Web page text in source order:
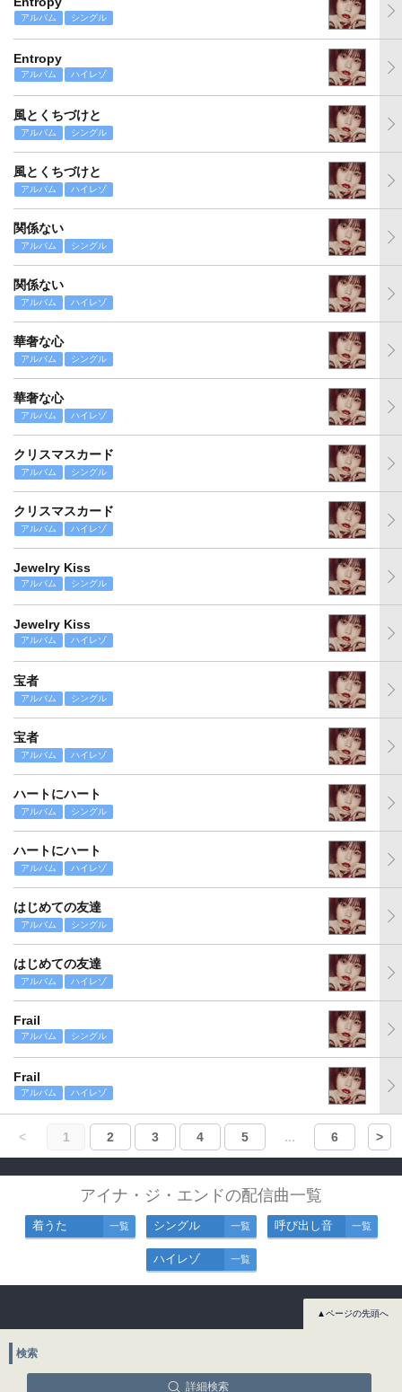
アルバム シングル
Entropy
アルバム ハイレゾ
風とくちづけと
アルバム シングル
風とくちづけと
アルバム ハイレゾ
関係ない
アルバム シングル
関係ない
アルバム ハイレゾ
華奢な心
アルバム シングル
華奢な心
アルバム ハイレゾ
クリスマスカード
アルバム シングル
クリスマスカード
アルバム ハイレゾ
Jewelry Kiss
アルバム シングル
Jewelry Kiss
アルバム ハイレゾ
宝者
アルバム シングル
宝者
アルバム ハイレゾ
ハートにハート
アルバム シングル
ハートにハート
アルバム ハイレゾ
はじめての友達
アルバム シングル
はじめての友達
アルバム ハイレゾ
Frail
アルバム シングル
Frail
アルバム ハイレゾ
< 1 2 3 4 5 ... 6 >
アイナ・ジ・エンドの配信曲一覧
着うた 一覧 シングル 一覧 呼び出し音 一覧
ハイレゾ 一覧
▲ページの先頭へ
検索
詳細検索